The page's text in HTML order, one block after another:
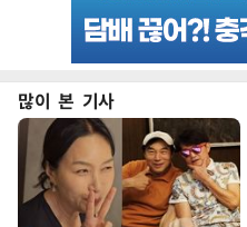
많이 본 기사